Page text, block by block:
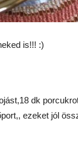
is!!! :)
dk
ezeket jól